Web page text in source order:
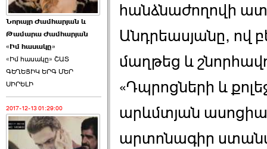
Որպես ընդդիմադիր
ընտրող՝ ›››
Նորայր Ժամհարյան և
Թամարա Ժամհարյան
«Իմ հասակը»
«Իմ հասակը» ՇԱՏ
ԳԵՂԵՑԻԿ ԵՐԳ ՄԵՐ
ՍԻՐԵԼԻ
2017-12-13 01:29:00
հանձնաժողովի
Անդրեասյանը, ով
մաղթեց և
«Դպրոցների և
արևմտյան
արտոնագիր